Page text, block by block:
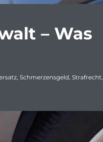
– Was
, Schmerzensgeld, Strafrecht,